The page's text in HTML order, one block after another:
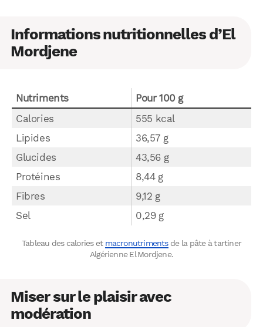
Informations nutritionnelles d’El
Mordjene
Nutriments
Pour 100 g
Calories
555 kcal
Lipides
36,57 g
Glucides
43,56 g
Protéines
8,44 g
Fibres
9,12 g
Sel
0,29 g
Tableau des calories et macronutrimentsde la pâte à tartiner
Algérienne El Mordjene.
Miser sur le plaisir avec
modération